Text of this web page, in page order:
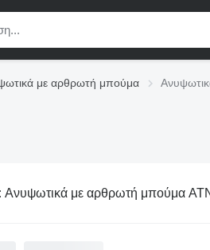
με αρθρωτή μπούμα
Ανυψωτικά με αρθρωτή μπούμα